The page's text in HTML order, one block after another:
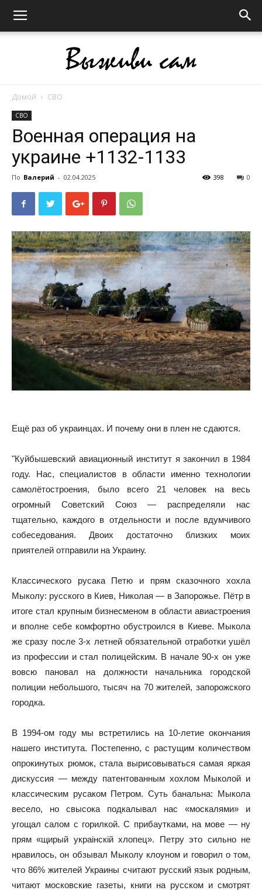
сам
Домой СВО
СВО
Военная операция на
украине +1132-1133
По Валерий - 02.04.2025 0
398
Ещё раз об украинцах. И почему они в плен не сдаются.
"Куйбышевский авиационный институт я закончил в 1984
году. Нас, специалистов в области именно технологии
самолётостроения, было всего 21 человек на весь
огромный Советский Союз — распределяли нас
тщательно, каждого в отдельности и после вдумчивого
собеседования. Двоих достаточно близких моих
приятелей отправили на Украину.
Классического русака Петю и прям сказочного хохла
Мыколу: русского в Киев, Николая — в Запорожье. Пётр в
итоге стал крупным бизнесменом в области авиастроения
и вполне себе комфортно обустроился в Киеве. Мыкола
же сразу после 3-х летней обязательной отработки ушёл
из профессии и стал полицейским. В начале 90-х он уже
вовсю пановал на должности начальника городской
полиции небольшого, тысяч на 70 жителей, запорожского
городка.
В 1994-ом году мы встретились на 10-летие окончания
нашего института. Постепенно, с растущим количеством
опрокинутых рюмок, стала вырисовываться самая яркая
дискуссия — между патентованным хохлом Мыколой и
классическим русаком Петром. Суть банальна: Мыкола
весело, но свысока подкалывал нас «москалями» и
угощал салом с горилкой. С прибаутками, на мове — ну
прям «щирый украiнскiй хлопец». Петру это сильно не
нравилось, он обзывал Мыколу клоуном и говорил о том,
что 86% жителей Украины считают русский язык родным,
читают московские газеты, книги на русском и смотрят